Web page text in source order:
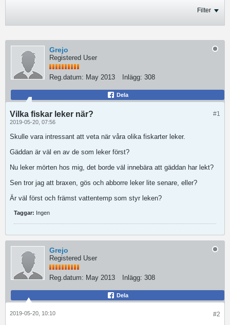
Filter
Grejo
Registered User
Reg.datum: May 2013 Inlägg: 308
Dela
#1
Vilka fiskar leker när?
2019-05-20, 07:56
Skulle vara intressant att veta när våra olika fiskarter leker.
Gäddan är väl en av de som leker först?
Nu leker mörten hos mig, det borde väl innebära att gäddan har lekt?
Sen tror jag att braxen, gös och abborre leker lite senare, eller?
Är väl först och främst vattentemp som styr leken?
Taggar: Ingen
Grejo
Registered User
Reg.datum: May 2013 Inlägg: 308
Dela
#2
2019-05-20, 10:10